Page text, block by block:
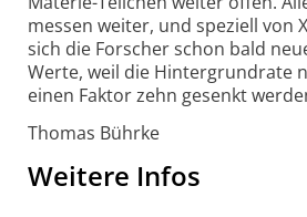
messen weiter, und speziell von
sich die Forscher schon bald
Werte, weil die Hintergrundrate
einen Faktor zehn gesenkt
Thomas Bührke
Weitere Infos